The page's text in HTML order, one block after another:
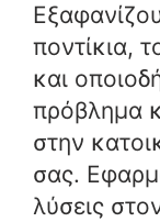
ποντίκια,
και
πρόβλημα
στην
σας.
λύσεις